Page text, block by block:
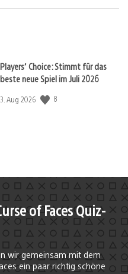
Players’ Choice: Stimmt für das
beste neue Spiel im Juli 2026
Veröffentlichungsdatum:
3. Aug 2026 8
of Faces Quiz-
wir gemeinsam mit dem
ein paar richtig schöne